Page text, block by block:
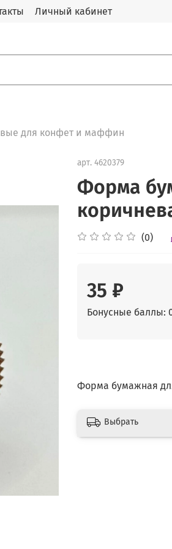
Личный кабинет
для конфет и маффин
арт. 4620379
Форма
(0)
35 ₽
Бонусные баллы:
Форма бумажная
Выбрать